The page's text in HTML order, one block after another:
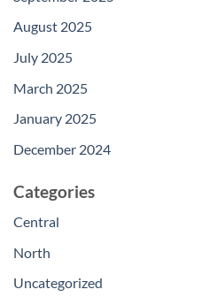
August 2025
July 2025
March 2025
January 2025
December 2024
Categories
Central
North
Uncategorized